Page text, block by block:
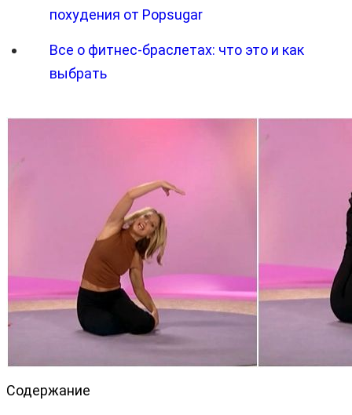
похудения от Popsugar
Все о фитнес-браслетах: что это и как
выбрать
Содержание